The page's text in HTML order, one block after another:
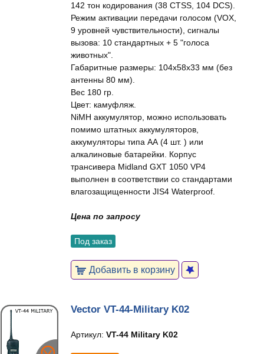
142 тон кодирования (38 CTSS, 104 DCS).
Режим активации передачи голосом (VOX,
9 уровней чувствительности), сигналы
вызова: 10 стандартных + 5 "голоса
животных".
Габаритные размеры: 104х58х33 мм (без
антенны 80 мм).
Вес 180 гр.
Цвет: камуфляж.
NiMH аккумулятор, можно использовать
помимо штатных аккумуляторов,
аккумуляторы типа АА (4 шт. ) или
алкалиновые батарейки. Корпус
трансивера Midland GXT 1050 VP4
выполнен в соответствии со стандартами
влагозащищенности JIS4 Waterproof.
Цена по запросу
Под заказ
Добавить в корзину
Vector VT-44-Military K02
Артикул: VT-44 Military K02